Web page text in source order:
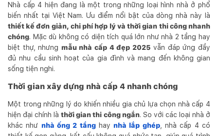
Nhà cấp 4 hiện đang là một trong những loại hình nhà ở phổ
biến nhất tại Việt Nam. Ưu điểm nổi bật của dòng nhà này là
thiết kế đơn giản, chi phí hợp lý và thời gian thi công nhanh
chóng. Mặc dù không có diện tích quá lớn như nhà 2 tầng hay
biệt thự, nhưng mẫu nhà cấp 4 đẹp 2025 vẫn đáp ứng đầy
đủ nhu cầu sinh hoạt của gia đình và mang đến không gian
sống tiện nghi.
Thời gian xây dựng nhà cấp 4 nhanh chóng
Một trong những lý do khiến nhiều gia chủ lựa chọn nhà cấp 4
hiện đại chính làthời gian thi công ngắn. So với các loại nhà ở
khác như nhà ống 2 tầnghay nhà lắp ghép, nhà cấp 4 có